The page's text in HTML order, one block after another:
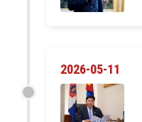
2026-05-11